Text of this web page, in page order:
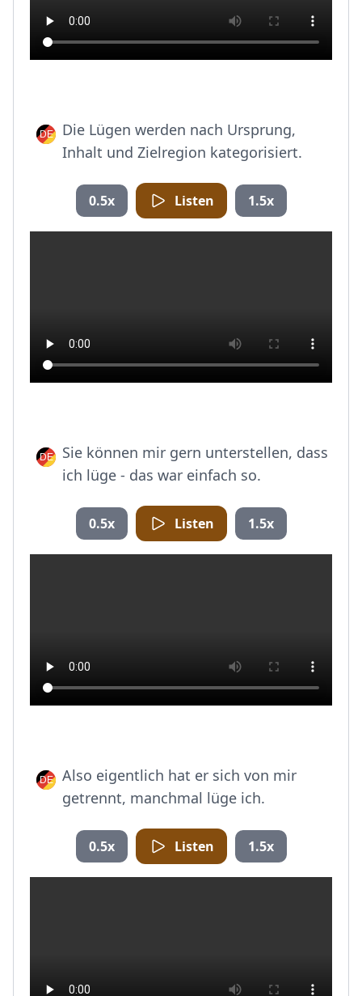
Die Lügen werden nach Ursprung,
Inhalt und Zielregion kategorisiert.
0.5x Listen 1.5x
Sie können mir gern unterstellen, dass
ich lüge - das war einfach so.
0.5x Listen 1.5x
Also eigentlich hat er sich von mir
getrennt, manchmal lüge ich.
0.5x Listen 1.5x